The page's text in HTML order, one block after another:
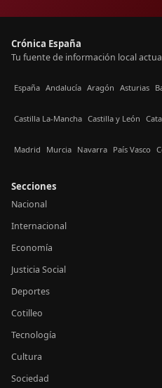
Crónica España
Tu fuente de información local
España Andalucía Aragón Asturias
Castilla La-Mancha Castilla y León
Madrid Murcia Navarra País Vasco
Secciones
Nacional
Internacional
Economía
Justicia Social
Deportes
Cotilleo
Tecnología
Cultura
Sociedad